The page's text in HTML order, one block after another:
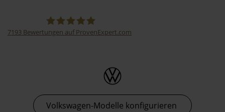
7193 Bewertungen auf ProvenExpert.com
Volkswagen-Modelle konfigurieren